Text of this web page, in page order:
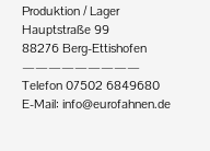
Produktion / Lager
Hauptstraße 99
88276 Berg-Ettishofen
—————————
Telefon 07502 6849680
E-Mail: info@eurofahnen.de